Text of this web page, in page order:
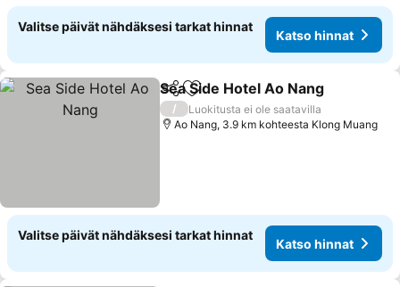
Valitse päivät nähdäksesi tarkat hinnat
Katso hinnat
Jaa Lisää suosikkeihin
Sea Side Hotel Ao Nang
/
Luokitusta ei ole saatavilla
Ao Nang, 3.9 km kohteesta Klong Muang
Valitse päivät nähdäksesi tarkat hinnat
Katso hinnat